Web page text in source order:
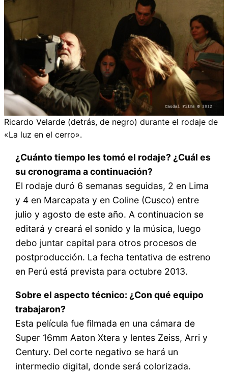
Ricardo Velarde (detrás, de negro) durante el rodaje de
«La luz en el cerro».
¿Cuánto tiempo les tomó el rodaje? ¿Cuál es
su cronograma a continuación?
El rodaje duró 6 semanas seguidas, 2 en Lima
y 4 en Marcapata y en Coline (Cusco) entre
julio y agosto de este año. A continuacion se
editará y creará el sonido y la música, luego
debo juntar capital para otros procesos de
postproducción. La fecha tentativa de estreno
en Perú está prevista para octubre 2013.
Sobre el aspecto técnico: ¿Con qué equipo
trabajaron?
Esta película fue filmada en una cámara de
Super 16mm Aaton Xtera y lentes Zeiss, Arri y
Century. Del corte negativo se hará un
intermedio digital, donde será colorizada.